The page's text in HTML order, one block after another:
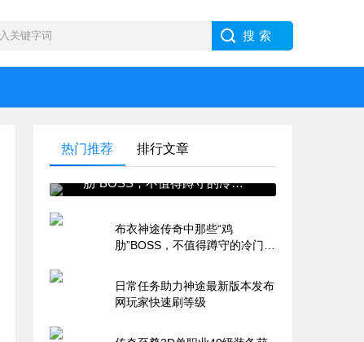
热门推荐
排行文章
布衣神途传奇中那些“鸡
肋”BOSS，不值得蹲守的冷门
怪盘点
布衣神途传奇中那些“鸡
肋”BOSS，不值得蹲守的冷门怪
日常任务助力神途最新版本发布
网玩家快速刷等级